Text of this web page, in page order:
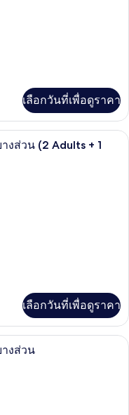
เลือกวันที่เพื่อดูราคา
, ตู้นิรภัยในห้องพัก, โต๊ะทำงาน,
งส่วน (2 Adults + 1
เลือกวันที่เพื่อดูราคา
, ตู้นิรภัยในห้องพัก, โต๊ะทำงาน,
างส่วน